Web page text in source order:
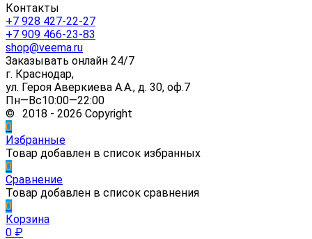
Контакты
+7 928 427-22-27
+7 909 466-23-83
shop@veema.ru
Заказывать онлайн 24/7
г. Краснодар,
ул. Героя Аверкиева А.А., д. 30, оф.7
Пн—Вс10:00—22:00
© 2018 - 2026 Copyright
0
Избранные
Товар добавлен в список избранных
0
Сравнение
Товар добавлен в список сравнения
0
Корзина
0 ₽